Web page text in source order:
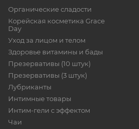
Органические сладости
Корейская косметика Grace
Day
Уход за лицом и телом
Здоровье витамины и бады
Презервативы (10 штук)
Презервативы (3 штук)
Лубриканты
Интимные товары
Интим-гели с эффектом
Чаи